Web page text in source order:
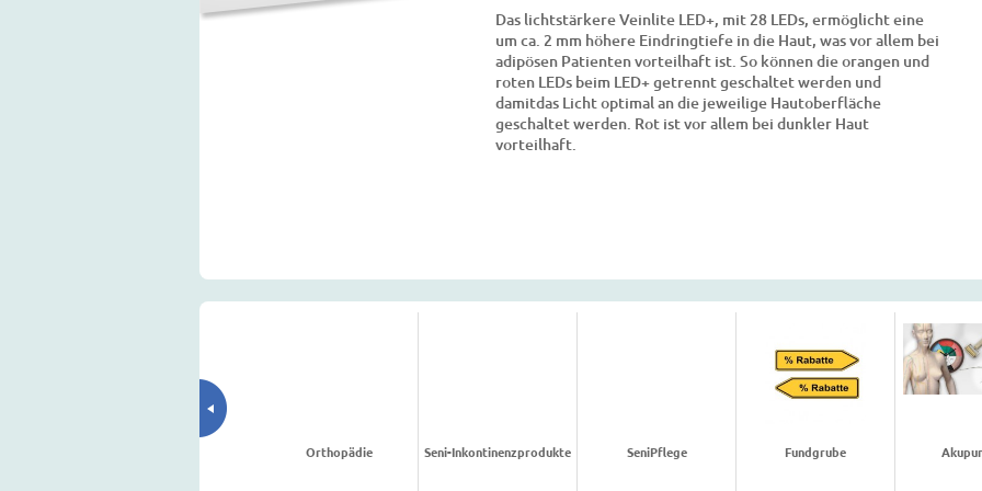
Das lichtstärkere Veinlite LED+, mit 28 LEDs, ermöglicht eine
um ca. 2 mm höhere Eindringtiefe in die Haut, was vor allem bei
adipösen Patienten vorteilhaft ist. So können die orangen und
roten LEDs beim LED+ getrennt geschaltet werden und
damitdas Licht optimal an die jeweilige Hautoberfläche
geschaltet werden. Rot ist vor allem bei dunkler Haut
vorteilhaft.
Orthopädie Seni-Inkontinenzprodukte SeniPflege Fundgrube